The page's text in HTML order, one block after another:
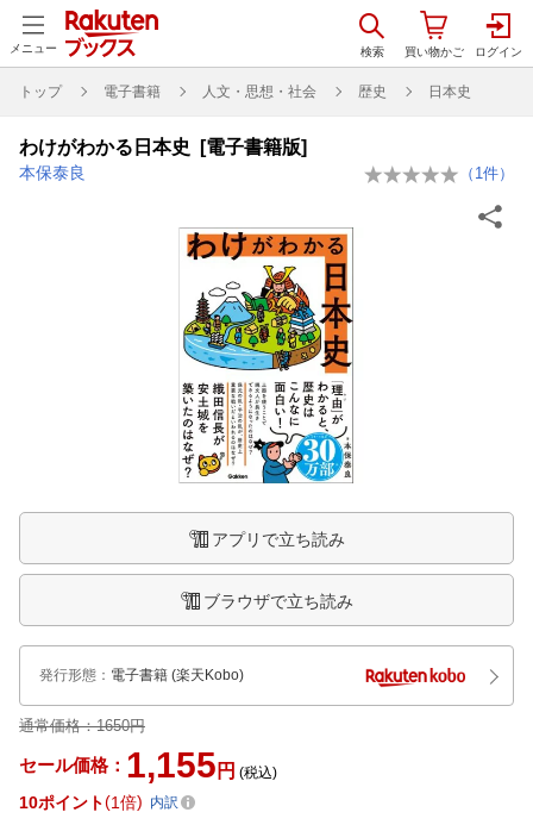
メニュー
トップ 電子書籍 人文・思想・社会 歴史 日本史
わけがわかる日本史 [電子書籍版]
本保泰良 （ 1件）
アプリで立ち読み
ブラウザで立ち読み
発行形態 ： 電子書籍 (楽天Kobo)
通常価格：1650円
セール価格： 1,155 円 (税込)
10ポイント 1倍 内訳